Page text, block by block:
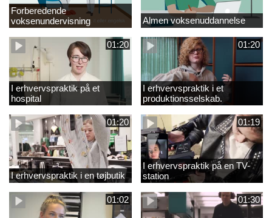
Forberedende
voksenundervisning
Almen voksenuddannelse
01:20
I erhvervspraktik på et
hospital
01:20
I erhvervspraktik i et
produktionsselskab.
01:20
I erhvervspraktik i en tøjbutik
01:19
I erhvervspraktik på en TV-
station
01:02 01:30